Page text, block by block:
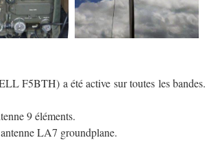
F5BTH) a été active sur toutes les bandes.
9 éléments.
LA7 groundplane.